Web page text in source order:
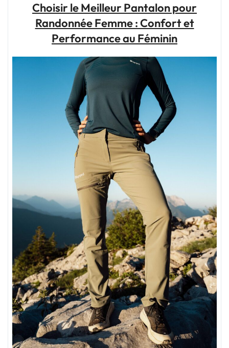
Parfait
pour
Vos
Aventures
en
Plein
Choisir le Meilleur Pantalon pour
Randonnée Femme : Confort et
Performance au Féminin